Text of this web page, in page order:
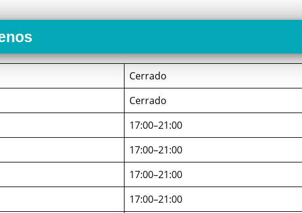
Cerrado
Cerrado
17:00–21:00
17:00–21:00
17:00–21:00
17:00–21:00